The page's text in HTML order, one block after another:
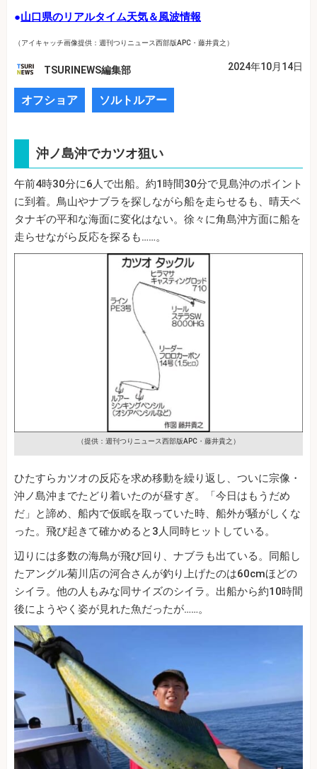
●山口県のリアルタイム天気＆風波情報
（アイキャッチ画像提供：週刊つりニュース西部版APC・藤井貴之）
TSURINEWS編集部 2024年10月14日
オフショア ソルトルアー
沖ノ島沖でカツオ狙い
午前4時30分に6人で出船。約1時間30分で見島沖のポイント
に到着。鳥山やナブラを探しながら船を走らせるも、晴天ベ
タナギの平和な海面に変化はない。徐々に角島沖方面に船を
走らせながら反応を探るも……。
（提供：週刊つりニュース西部版APC・藤井貴之）
ひたすらカツオの反応を求め移動を繰り返し、ついに宗像・
沖ノ島沖までたどり着いたのが昼すぎ。「今日はもうだめ
だ」と諦め、船内で仮眠を取っていた時、船外が騒がしくな
った。飛び起きて確かめると3人同時ヒットしている。
辺りには多数の海鳥が飛び回り、ナブラも出ている。同船し
たアングル菊川店の河合さんが釣り上げたのは60cmほどの
シイラ。他の人もみな同サイズのシイラ。出船から約10時間
後にようやく姿が見れた魚だったが……。